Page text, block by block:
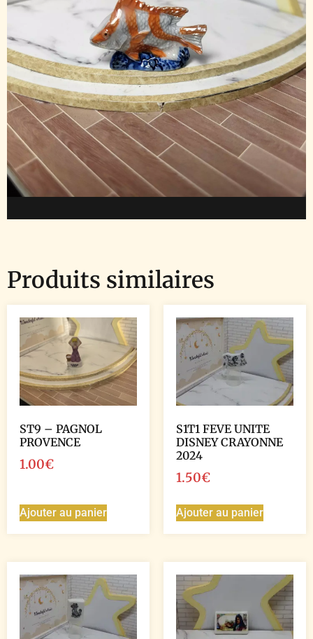
Produits similaires
ST9 – PAGNOL
PROVENCE
1.00€
Ajouter au panier
S1T1 FEVE UNITE
DISNEY CRAYONNE
2024
1.50€
Ajouter au panier